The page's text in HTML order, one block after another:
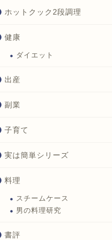
ホットクック2段調理
健康
ダイエット
出産
副業
子育て
実は簡単シリーズ
料理
スチームケース
男の料理研究
書評